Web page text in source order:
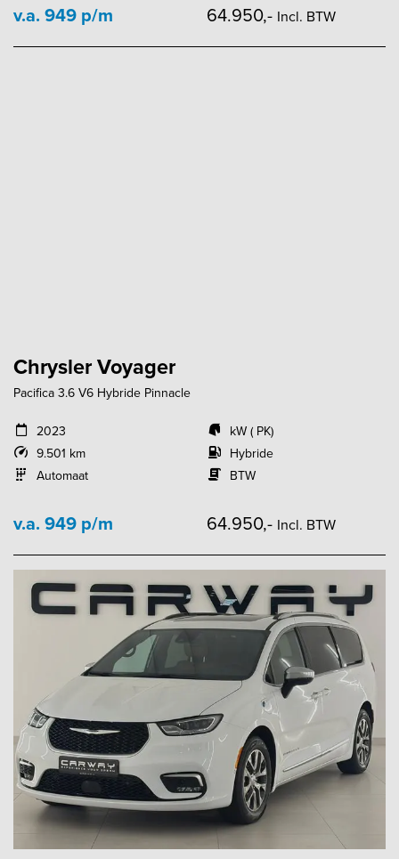
v.a. 949 p/m 64.950,- Incl. BTW
Chrysler Voyager
Pacifica 3.6 V6 Hybride Pinnacle
2023
9.501 km
Automaat
kW ( PK)
Hybride
BTW
v.a. 949 p/m 64.950,- Incl. BTW